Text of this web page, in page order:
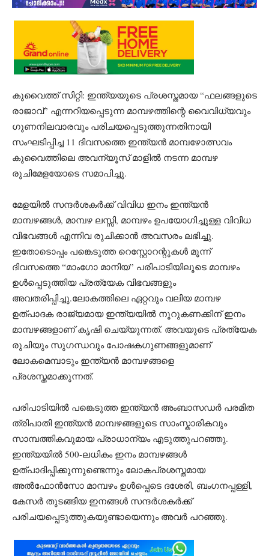
കുവൈത്ത് സിറ്റി: ഇന്ത്യയുടെ പ്രശസ്തമായ “ഫലങ്ങളുടെ
രാജാവ്” എന്നറിയപ്പെടുന്ന മാമ്പഴത്തിന്റെ വൈവിധ്യവും
ഗുണനിലവാരവും പരിചയപ്പെടുത്തുന്നതിനായി
സംഘടിപ്പിച്ച 11 ദിവസത്തെ ഇന്ത്യൻ മാമ്പഴോത്സവം
കുവൈത്തിലെ അവന്യൂസ് മാളിൽ നടന്ന മാമ്പഴ
രുചിമേളയോടെ സമാപിച്ചു.
മേളയിൽ സന്ദർശകർക്ക് വിവിധ ഇനം ഇന്ത്യൻ
മാമ്പഴങ്ങൾ, മാമ്പഴ ലസ്സി, മാമ്പഴം ഉപയോഗിച്ചുള്ള വിവിധ
വിഭവങ്ങൾ എന്നിവ രുചിക്കാൻ അവസരം ലഭിച്ചു.
ഇതോടൊപ്പം പങ്കെടുത്ത റെസ്റ്റോറന്റുകൾ മൂന്ന്
ദിവസത്തെ “മാംഗോ മാനിയ” പരിപാടിയിലൂടെ മാമ്പഴം
ഉൾപ്പെടുത്തിയ പ്രത്യേക വിഭവങ്ങളും
അവതരിപ്പിച്ചു.ലോകത്തിലെ ഏറ്റവും വലിയ മാമ്പഴ
ഉത്പാദക രാജ്യമായ ഇന്ത്യയിൽ നൂറുകണക്കിന് ഇനം
മാമ്പഴങ്ങളാണ് കൃഷി ചെയ്യുന്നത്. അവയുടെ പ്രത്യേക
രുചിയും സുഗന്ധവും പോഷകഗുണങ്ങളുമാണ്
ലോകമെമ്പാടും ഇന്ത്യൻ മാമ്പഴങ്ങളെ
പ്രശസ്തമാക്കുന്നത്.
പരിപാടിയിൽ പങ്കെടുത്ത ഇന്ത്യൻ അംബാസഡർ പരമിത
ത്രിപാതി ഇന്ത്യൻ മാമ്പഴങ്ങളുടെ സാംസ്കാരികവും
സാമ്പത്തികവുമായ പ്രാധാന്യം എടുത്തുപറഞ്ഞു.
ഇന്ത്യയിൽ 500-ലധികം ഇനം മാമ്പഴങ്ങൾ
ഉത്പാദിപ്പിക്കുന്നുണ്ടെന്നും ലോകപ്രശസ്തമായ
അൽഫോൻസോ മാമ്പഴം ഉൾപ്പെടെ ദശേരി, ബംഗനപ്പള്ളി,
കേസർ തുടങ്ങിയ ഇനങ്ങൾ സന്ദർശകർക്ക്
പരിചയപ്പെടുത്തുകയുണ്ടായെന്നും അവർ പറഞ്ഞു.